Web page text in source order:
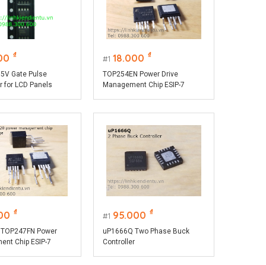
₫
Gate Pulse
for LCD Panels
1 18.000 ₫
TOP254EN Power Drive
Management Chip ESIP-7
₫
Power
Chip ESIP-7
1 95.000 ₫
uP1666Q Two Phase Buck
Controller